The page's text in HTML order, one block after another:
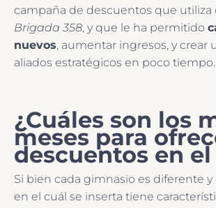
campaña de descuentos que utiliza
Brigada 358, y que le ha permitido
nuevos, aumentar ingresos, y crear
aliados estratégicos en poco tiempo.
¿Cuáles son los
meses para
descuentos en
Si bien cada gimnasio es diferente
en el cuál se inserta tiene